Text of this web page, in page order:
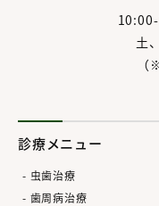
土
診療メニュー
虫歯治療
歯周病治療